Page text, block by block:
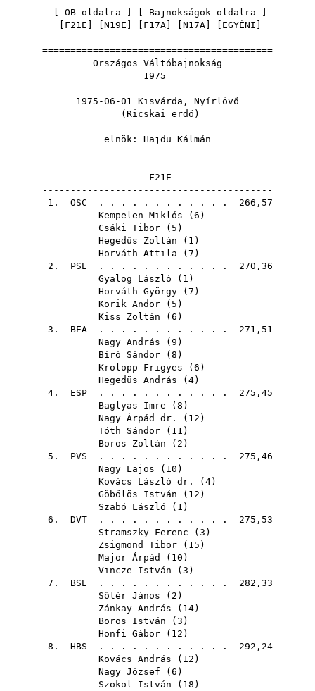
OB oldalra Bajnokságok oldalra
F21E N19E F17A N17A EGYÉNI
=========================================
Országos Váltóbajnokság
1975
1975-06-01 Kisvárda, Nyírlövő
(Ricskai erdő)
elnök: Hajdu Kálmán
F21E
-----------------------------------------
1. OSC . . . . . . . . . . . . 266,57
Kempelen Miklós ( 6 )
Csáki Tibor ( 5 )
Hegedűs Zoltán ( 1 )
Horváth Attila ( 7 )
2. PSE . . . . . . . . . . . . 270,36
Gyalog László ( 1 )
Horváth György ( 7 )
Korik Andor ( 5 )
Kiss Zoltán ( 6 )
3. BEA . . . . . . . . . . . . 271,51
Nagy András ( 9 )
Bíró Sándor ( 8 )
Krolopp Frigyes ( 6 )
Hegedüs András ( 4)
4. ESP . . . . . . . . . . . . 275,45
Baglyas Imre ( 8 )
Nagy Árpád dr.
( 12 )
Tóth Sándor ( 11 )
Boros Zoltán ( 2 )
5. PVS . . . . . . . . . . . . 275,46
Nagy Lajos ( 10 )
Kovács László dr.
( 4)
Göbölös István ( 12 )
Szabó László ( 1 )
6. DVT . . . . . . . . . . . . 275,53
Stramszky Ferenc ( 3 )
Zsigmond Tibor ( 15 )
Major Árpád
( 10 )
Vincze István ( 3 )
7. BSE . . . . . . . . . . . . 282,33
Sőtér János ( 2 )
Zánkay András ( 14)
Boros István ( 3 )
Honfi Gábor ( 12 )
8. HBS . . . . . . . . . . . . 292,24
Kovács András ( 12 )
Nagy József ( 6 )
Szokol István ( 18 )